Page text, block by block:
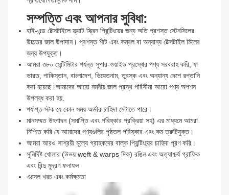
সম্পত্তি এবং আপনার সুবিধা:
হাই-এন্ড টেক্সটাইলে ফ্ল্যাট স্ক্রিন প্রিন্টিংয়ের জন্য অতি প্রশস্ত স্টেনসিলের
উচ্চতর জাল উপাদান। প্রশস্ত শীট এবং কম্বল বা অন্যান্য টেক্সটাইল মিলের
জন্য উপযুক্ত।
আমরা ৩৮০ সেন্টিমিটার পর্যন্ত সুপার-ওয়াইড প্রস্থের পণ্য সরবরাহ করি, যা
ভারত, পাকিস্তান, বাংলাদেশ, ভিয়েতনাম, তুরস্ক এবং অন্যান্য দেশে রপ্তানি
করা হয়েছে।আমাদের আরো নমনীয় জাল প্রস্থ পরিসীমা আরো পণ্য অপশন
উপলব্ধ করা হয়.
পর্যাপ্ত স্টক যে কোন সময় অর্ডার চাহিদা মেটাতে পারে।
মানসম্মত উৎপাদন (সমাপ্তি এবং পরিষ্কার প্রক্রিয়া সহ) এর মাধ্যমে আমরা
নিশ্চিত করি যে আমাদের পণ্যগুলির পৃষ্ঠতল পরিষ্কার এবং কম ত্রুটিযুক্ত।
আমরা আরও সাশ্রয়ী মূল্যে গ্রাহকদের বাল্ক প্রিন্টিংয়ের চাহিদা পূরণ করি।
সুনির্দিষ্ট খোলার (উভয় weft & warps দিক) রঙিন এবং অত্যাশ্চর্য গ্রাফিক
এবং বিন্দু মুদ্রণ ফলাফল
এক্সেল খরচ এবং কর্মক্ষমতা